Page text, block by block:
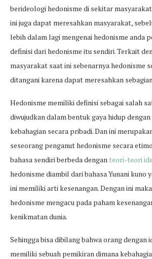
berideologi hedonisme di sekitar
ini juga dapat meresahkan masyarakat,
lebih dalam lagi mengenai hedonisme anda
definisi dari hedonisme itu sendiri. Terkait
masyarakat saat ini sebenarnya hedonisme
ditangani karena dapat meresahkan
Hedonisme memiliki definisi sebagai salah
diwujudkan dalam bentuk gaya hidup
kebahagian secara pribadi. Dan ini
seseorang penganut hedonisme secara
bahasa sendiri berbeda denganteori-teori
hedonisme diambil dari bahasa Yunani kuno
ini memiliki arti kesenangan. Dengan ini
hedonisme mengacu pada paham
kenikmatan dunia.
Sehingga bisa dibilang bahwa orang dengan
memiliki sebuah pemikiran dimana